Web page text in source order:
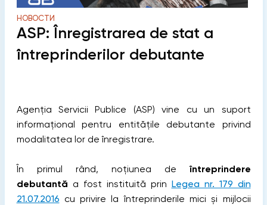
НОВОСТИ
ASP: Înregistrarea de stat a
întreprinderilor debutante
Agenția Servicii Publice (ASP) vine cu un suport
informațional pentru entitățile debutante privind
modalitatea lor de înregistrare.
În primul rând, noțiunea deîntreprindere
debutantă a fost instituită prin Legea nr. 179 din
21.07.2016 cu privire la întreprinderile mici și mijlocii